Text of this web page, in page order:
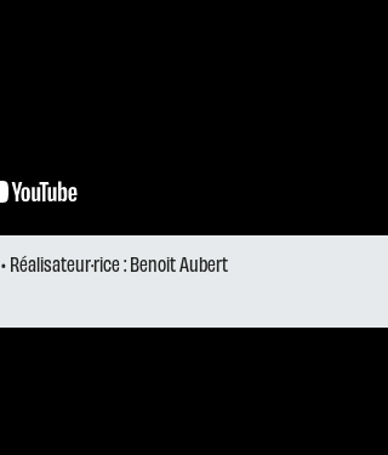
• Réalisateur·rice : Benoit Aubert